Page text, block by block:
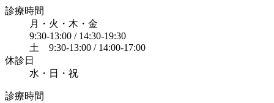
診療時間
月・火・木・金
9:30-13:00 / 14:30-19:30
土 9:30-13:00 / 14:00-17:00
休診日
水・日・祝
診療時間